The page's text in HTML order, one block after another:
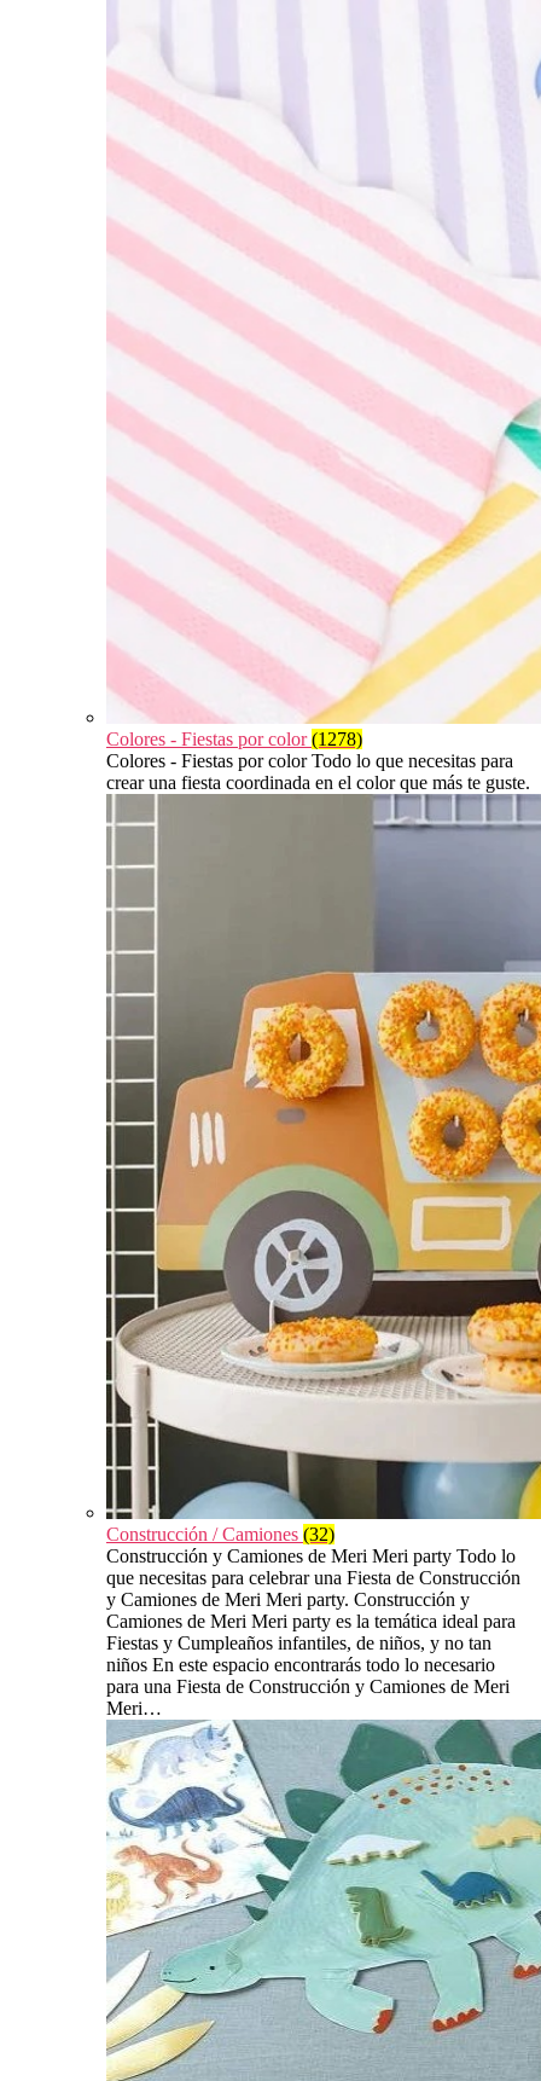
Colores - Fiestas por color(1278)
Colores - Fiestas por color Todo lo que necesitas para
crear una fiesta coordinada en el color que más te guste.
Construcción / Camiones (32)
Construcción y Camiones de Meri Meri party Todo lo
que necesitas para celebrar una Fiesta de Construcción
y Camiones de Meri Meri party. Construcción y
Camiones de Meri Meri party es la temática ideal para
Fiestas y Cumpleaños infantiles, de niños, y no tan
niños En este espacio encontrarás todo lo necesario
para una Fiesta de Construcción y Camiones de Meri
Meri…